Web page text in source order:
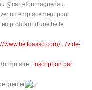
@carrefourhaguenau .
un emplacement pour
profitant d’une belle
www.helloasso.com/…/vide-
: inscription par
grenier